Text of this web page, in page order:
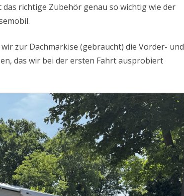
richtige Zubehör genau so wichtig wie der
zur Dachmarkise (gebraucht) die Vorder- und
das wir bei der ersten Fahrt ausprobiert